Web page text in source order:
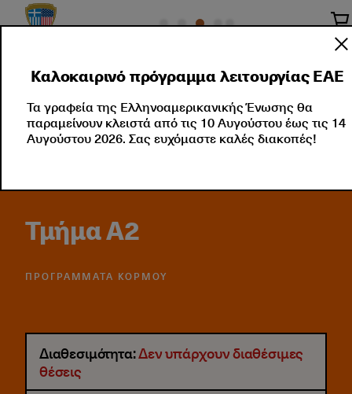
Τμήματα Αγγλικών Τμήματα Ελληνικών
Τμήμα Α2
ΠΡΟΓΡΆΜΜΑΤΑ ΚΟΡΜΟΎ
Διαθεσιμότητα:Δεν υπάρχουν διαθέσιμες
θέσεις
Καλοκαιρινό πρόγραμμα λειτουργίας ΕΑΕ
Τα γραφεία της Ελληνοαμερικανικής Ένωσης θα
παραμείνουν κλειστά από τις 10 Αυγούστου έως τις 14
Αυγούστου 2026. Σας ευχόμαστε καλές διακοπές!